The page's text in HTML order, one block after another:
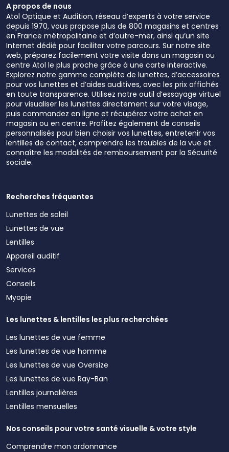
A propos de nous
Atol Optique et Audition, réseau d’experts à votre service
depuis 1970, vous propose plus de 800 magasins et centres
en France métropolitaine et d’outre-mer, ainsi qu’un site
Internet dédié pour faciliter votre parcours. Sur notre site
web, préparez facilement votre visite dans un magasin ou
centre Atol le plus proche grâce à une carte interactive.
Explorez notre gamme complète de lunettes, d’accessoires
pour vos lunettes et d’aides auditives, avec les prix affichés
en toute transparence. Utilisez notre outil d’essayage virtuel
pour visualiser les lunettes directement sur votre visage,
puis commandez en ligne et récupérez votre achat en
magasin ou en centre. Profitez également de conseils
personnalisés pour bien choisir vos lunettes, entretenir vos
lentilles de contact, comprendre les troubles de la vue et
connaître les modalités de remboursement par la Sécurité
sociale.
Recherches fréquentes
Lunettes de soleil
Lunettes de vue
Lentilles
Appareil auditif
Services
Conseils
Myopie
Les lunettes & lentilles les plus recherchées
Les lunettes de vue femme
Les lunettes de vue homme
Les lunettes de vue Oversize
Les lunettes de vue Ray-Ban
Lentilles journalières
Lentilles mensuelles
Nos conseils pour votre santé visuelle & votre style
Comprendre mon ordonnance